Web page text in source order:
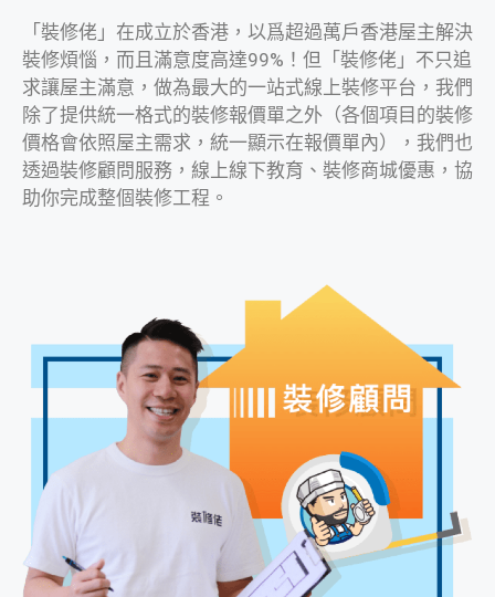
「裝修佬」在成立於香港，以爲超過萬戶香港屋主解決
裝修煩惱，而且滿意度高達99%！但「裝修佬」不只追
求讓屋主滿意，做為最大的一站式線上裝修平台，我們
除了提供統一格式的裝修報價單之外（各個項目的裝修
價格會依照屋主需求，統一顯示在報價單內），我們也
透過裝修顧問服務，線上線下教育、裝修商城優惠，協
助你完成整個裝修工程。